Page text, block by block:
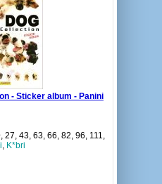
- Sticker album - Panini
27, 43, 63, 66, 82, 96, 111,
, K*bri